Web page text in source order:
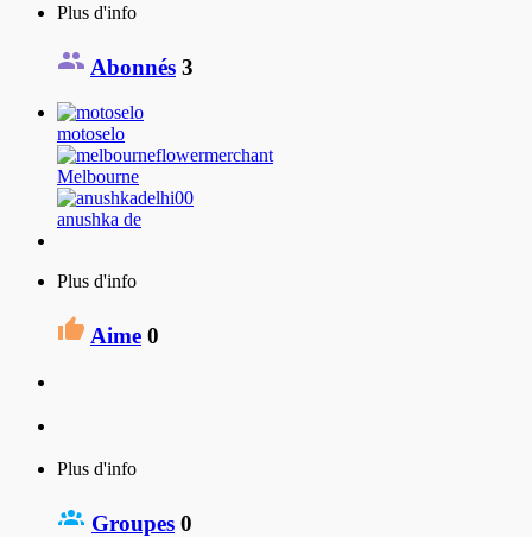
Plus d'info
Abonnés 3
motoselo
Melbourne
anushka de
Plus d'info
Aime 0
Plus d'info
Groupes 0